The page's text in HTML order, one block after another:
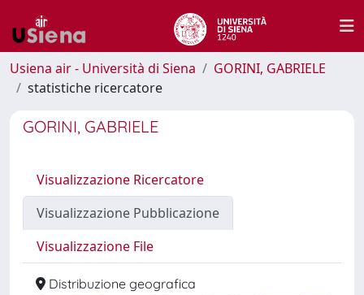
Usiena air - Università di Siena
GORINI, GABRIELE
statistiche ricercatore
GORINI, GABRIELE
Visualizzazione Ricercatore
Visualizzazione Pubblicazione
Visualizzazione File
Distribuzione geografica